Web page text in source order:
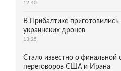
12:40
В Прибалтике приготовились
украинских дронов
13:25
Стало известно о финальной
переговоров США и Ирана